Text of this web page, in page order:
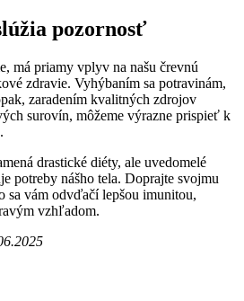
pozornosť
má priamy vplyv na našu črevnú
zdravie. Vyhýbaním sa potravinám,
zaradením kvalitných zdrojov
surovín, môžeme výrazne prispieť k
drastické diéty, ale uvedomelé
potreby nášho tela. Doprajte svojmu
sa vám odvďačí lepšou imunitou,
vzhľadom.